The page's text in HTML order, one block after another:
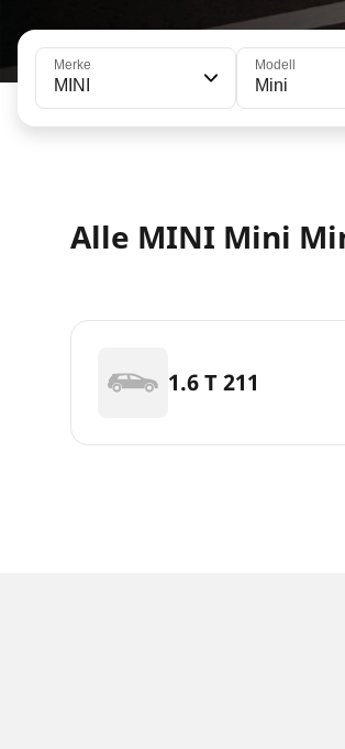
Merke
MINI
Modell
Mini
Alle MINI Mini
1.6 T 211